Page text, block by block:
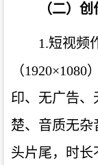
（二）
1.短视频
（1920×1080
印、无广告、
楚、音质无杂
头片尾，时长